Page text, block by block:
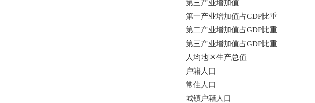
第三产业增加值
第一产业增加值占GDP比重
第二产业增加值占GDP比重
第三产业增加值占GDP比重
人均地区生产总值
户籍人口
常住人口
城镇户籍人口